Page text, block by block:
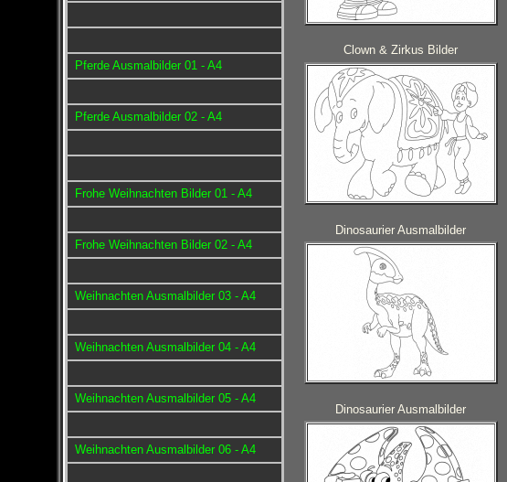
Pferde Ausmalbilder 01 - A4
Pferde Ausmalbilder 02 - A4
Frohe Weihnachten Bilder 01 - A4
Frohe Weihnachten Bilder 02 - A4
Weihnachten Ausmalbilder 03 - A4
Weihnachten Ausmalbilder 04 - A4
Weihnachten Ausmalbilder 05 - A4
Weihnachten Ausmalbilder 06 - A4
Clown & Zirkus Bilder
Dinosaurier Ausmalbilder
Dinosaurier Ausmalbilder